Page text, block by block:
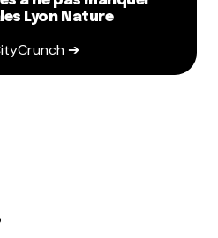
Lyon Nature
➔